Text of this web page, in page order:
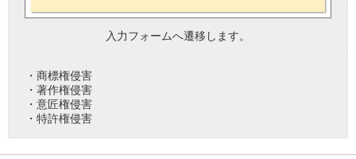
入力フォームへ遷移します。
・商標権侵害
・著作権侵害
・意匠権侵害
・特許権侵害